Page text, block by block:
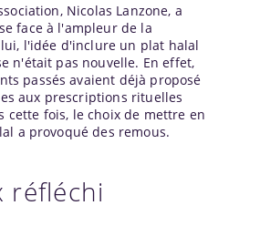
Nicolas Lanzone, a
face à l'ampleur de la
l'idée d'inclure un plat halal
n'était pas nouvelle. En effet,
passés avaient déjà proposé
aux prescriptions rituelles
cette fois, le choix de mettre en
a provoqué des remous.
réfléchi